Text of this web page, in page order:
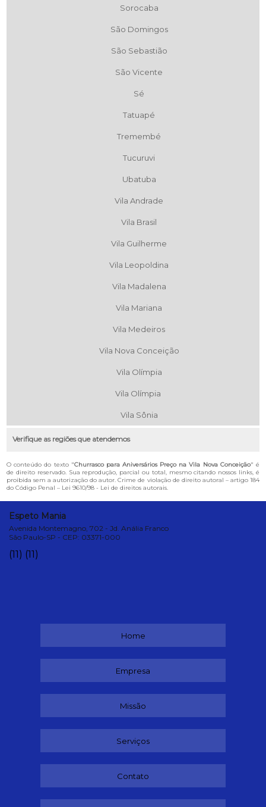
Sorocaba
São Domingos
São Sebastião
São Vicente
Sé
Tatuapé
Tremembé
Tucuruvi
Ubatuba
Vila Andrade
Vila Brasil
Vila Guilherme
Vila Leopoldina
Vila Madalena
Vila Mariana
Vila Medeiros
Vila Nova Conceição
Vila Olímpia
Vila Olímpia
Vila Sônia
Verifique as regiões que atendemos
O conteúdo do texto "Churrasco para Aniversários Preço na Vila Nova Conceição" é
de direito reservado. Sua reprodução, parcial ou total, mesmo citando nossos links, é
proibida sem a autorização do autor. Crime de violação de direito autoral – artigo 184
do Código Penal – Lei 9610/98 - Lei de direitos autorais.
Espeto Mania
Avenida Montemagno, 702 - Jd. Anália Franco
São Paulo-SP - CEP: 03371-000
(11) (11)
Home
Empresa
Missão
Serviços
Contato